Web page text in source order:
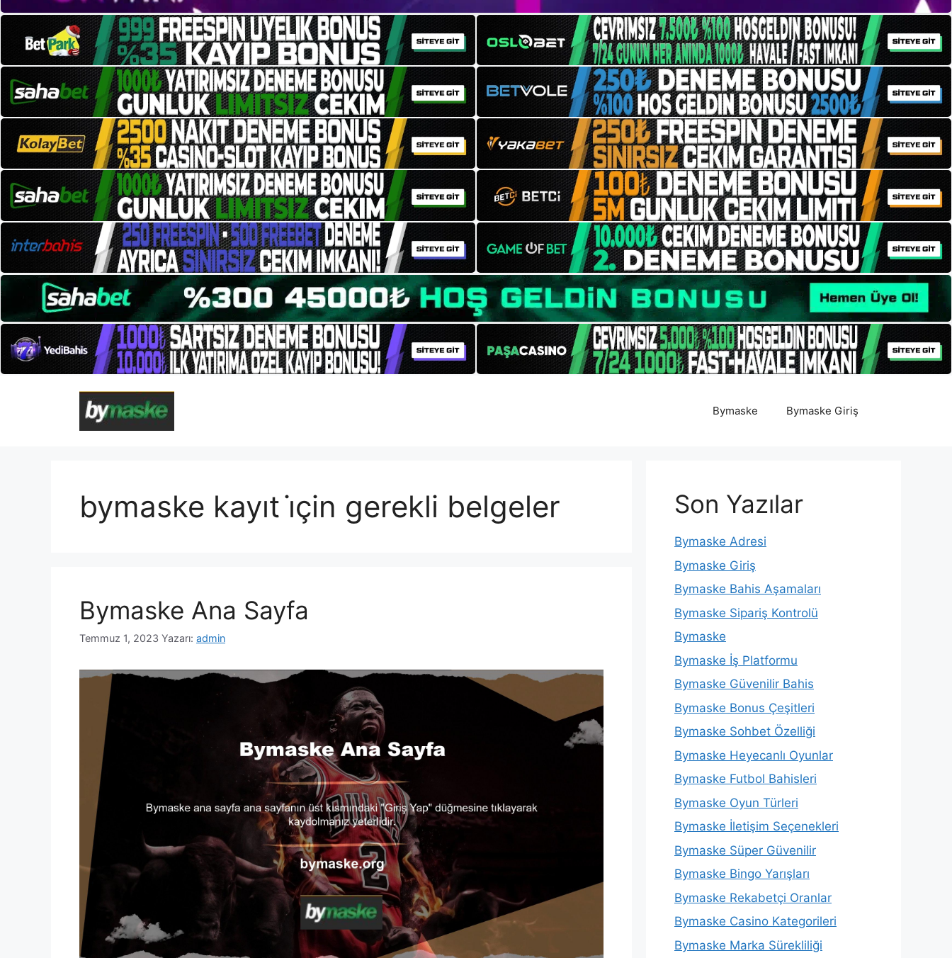
Bymaske Bymaske Giriş
bymaske kayıt i̇çin gerekli belgeler
Bymaske Ana Sayfa
Temmuz 1, 2023 Yazarı: admin
Son Yazılar
Bymaske Adresi
Bymaske Giriş
Bymaske Bahis Aşamaları
Bymaske Sipariş Kontrolü
Bymaske
Bymaske İş Platformu
Bymaske Güvenilir Bahis
Bymaske Bonus Çeşitleri
Bymaske Sohbet Özelliği
Bymaske Heyecanlı Oyunlar
Bymaske Futbol Bahisleri
Bymaske Oyun Türleri
Bymaske İletişim Seçenekleri
Bymaske Süper Güvenilir
Bymaske Bingo Yarışları
Bymaske Rekabetçi Oranlar
Bymaske Casino Kategorileri
Bymaske Marka Sürekliliği